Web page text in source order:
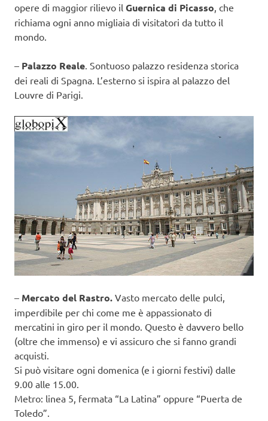
opere di maggior rilievo il Guernica di Picasso, che
richiama ogni anno migliaia di visitatori da tutto il
mondo.
– Palazzo Reale. Sontuoso palazzo residenza storica
dei reali di Spagna. L’esterno si ispira al palazzo del
Louvre di Parigi.
– Mercato del Rastro. Vasto mercato delle pulci,
imperdibile per chi come me è appassionato di
mercatini in giro per il mondo. Questo è davvero bello
(oltre che immenso) e vi assicuro che si fanno grandi
acquisti.
Si può visitare ogni domenica (e i giorni festivi) dalle
9.00 alle 15.00.
Metro: linea 5, fermata “La Latina” oppure “Puerta de
Toledo”.